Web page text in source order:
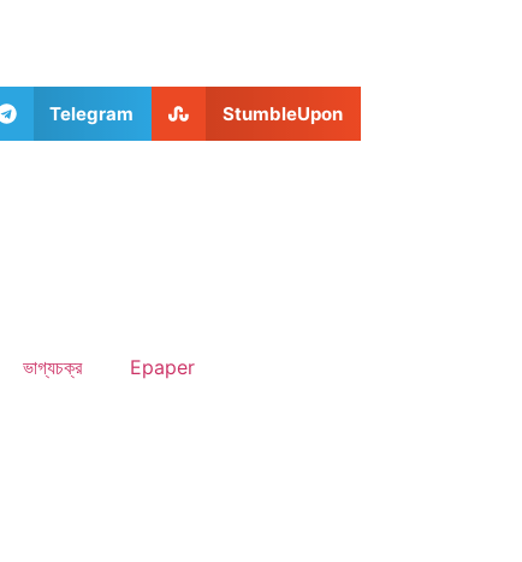
Telegram StumbleUpon
ভাগ্যচক্র Epaper